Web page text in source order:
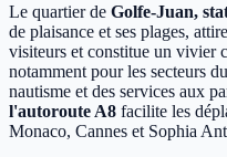
Le quartier de Golfe-Juan,
de plaisance et ses plages,
visiteurs et constitue un vivier
notamment pour les secteurs
nautisme et des services aux
l'autoroute A8 facilite les
Monaco, Cannes et Sophia